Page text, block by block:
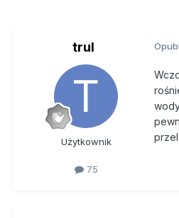
trul
Użytkownik
75